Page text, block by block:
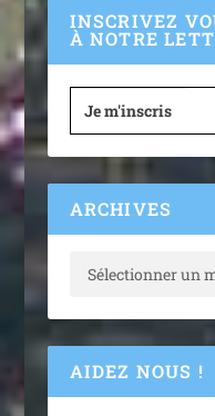
INSCRIVEZ
À NOTRE
Je m'inscris
ARCHIVES
AIDEZ NOUS !